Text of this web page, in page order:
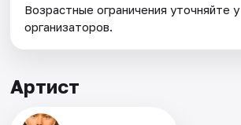
Возрастные ограничения уточняйте у
организаторов.
Артист